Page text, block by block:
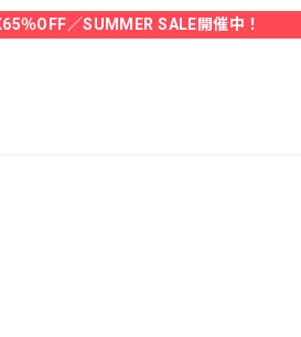
％OFF／SUMMER SALE開催中！